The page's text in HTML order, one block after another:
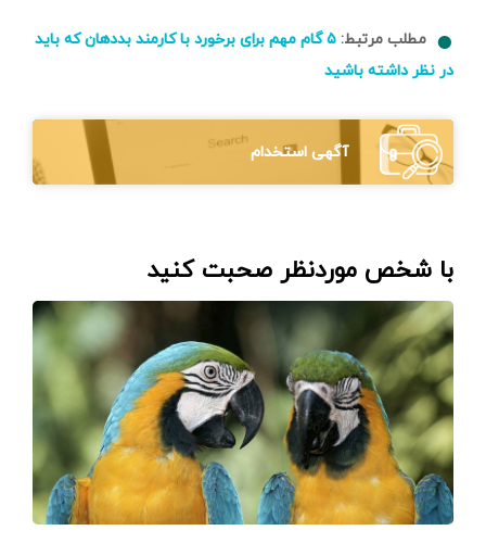
مطلب مرتبط:
۵ گام مهم برای برخورد با کارمند بددهان که باید
در نظر داشته باشید
آگهی استخدام
با شخص موردنظر صحبت کنید